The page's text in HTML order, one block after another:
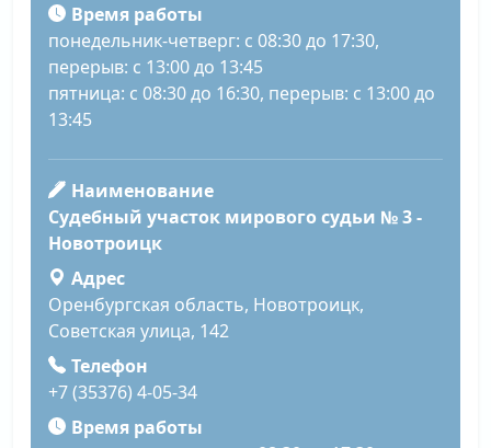
Время работы
понедельник-четверг: с 08:30 до 17:30,
перерыв: с 13:00 до 13:45
пятница: с 08:30 до 16:30, перерыв: с 13:00 до
13:45
Наименование
Судебный участок мирового судьи № 3 -
Новотроицк
Адрес
Оренбургская область, Новотроицк,
Советская улица, 142
Телефон
+7 (35376) 4-05-34
Время работы